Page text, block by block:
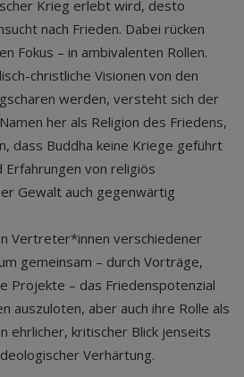
Krieg erlebt wird, desto
nach Frieden. Dabei rücken
Fokus – in ambivalenten Rollen.
christliche Visionen von den
werden, versteht sich der
her als Religion des Friedens,
dass Buddha keine Kriege geführt
von religiös
Gewalt auch gegenwärtig
Vertreter*innen verschiedener
gemeinsam – durch Vorträge,
Projekte – das Friedenspotenzial
auszuloten, aber auch ihre Rolle als
ehrlicher, kritischer Blick jenseits
Verhärtung.